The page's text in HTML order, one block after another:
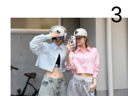
3